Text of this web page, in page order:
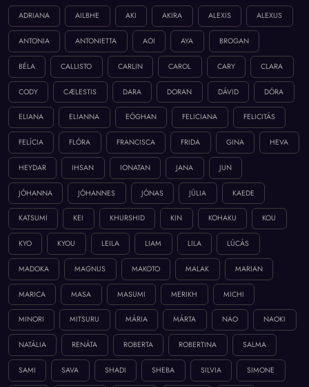
ADRIANA AILBHE AKI AKIRA ALEXIS ALEXUS
ANTONIA ANTONIETTA AOI AYA BROGAN
BÉLA CALLISTO CARLIN CAROL CARY CLARA
CODY CÆLESTIS DARA DORAN DÁVID DÓRA
ELIANA ELIANNA EÓGHAN FELICIANA FELICITÁS
FELÍCIA FLÓRA FRANCISCA FRIDA GINA HEVA
HEYDAR IHSAN IONATAN JANA JUN
JÓHANNA JÓHANNES JÓNAS JÚLIA KAEDE
KATSUMI KEI KHURSHID KIN KOHAKU KOU
KYO KYOU LEILA LIAM LILA LÚCÁS
MADOKA MAGNUS MAKOTO MALAK MARIAN
MARICA MASA MASUMI MERIKH MICHI
MINORI MITSURU MÁRIA MÁRTA NAO NAOKI
NATÁLIA RENÁTA ROBERTA ROBERTINA SALMA
SAMI SAVA SHADI SHEBA SILVIA SIMONE